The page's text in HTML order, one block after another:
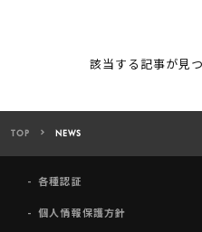
該当する記事が見
TOP NEWS
各種認証
個人情報保護方針